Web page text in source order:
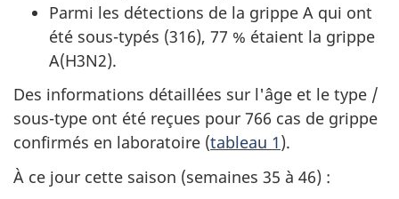
Parmi les détections de la grippe A qui ont
été sous-typés (316), 77 % étaient la grippe
A(H3N2).
Des informations détaillées sur l'âge et le type /
sous-type ont été reçues pour 766 cas de grippe
confirmés en laboratoire (tableau 1).
À ce jour cette saison (semaines 35 à 46) :